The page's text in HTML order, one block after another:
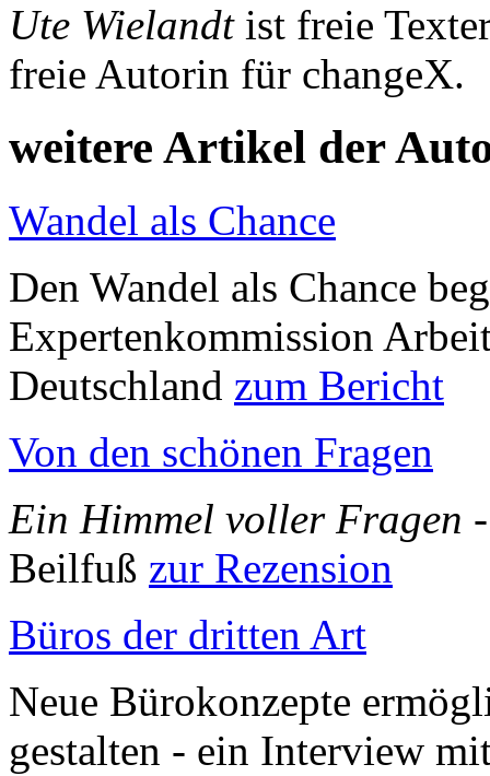
Ute Wielandtist freie
freie Autorin für changeX.
weitere Artikel der
Wandel als Chance
Den Wandel als Chance
Expertenkommission
Deutschland zum Bericht
Von den schönen Fragen
Ein Himmel voller Fragen
Beilfuß zur Rezension
Büros der dritten Art
Neue Bürokonzepte
gestalten - ein Interview